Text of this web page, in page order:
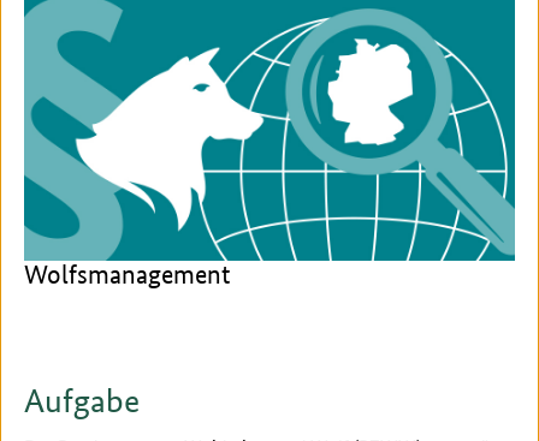
Wolfsmanagement
Aufgabe